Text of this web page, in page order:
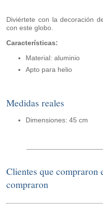
Diviértete con la decoración
con este globo.
Características:
Material: aluminio
Apto para helio
Medidas reales
Dimensiones: 45 cm
Clientes que compraron
compraron